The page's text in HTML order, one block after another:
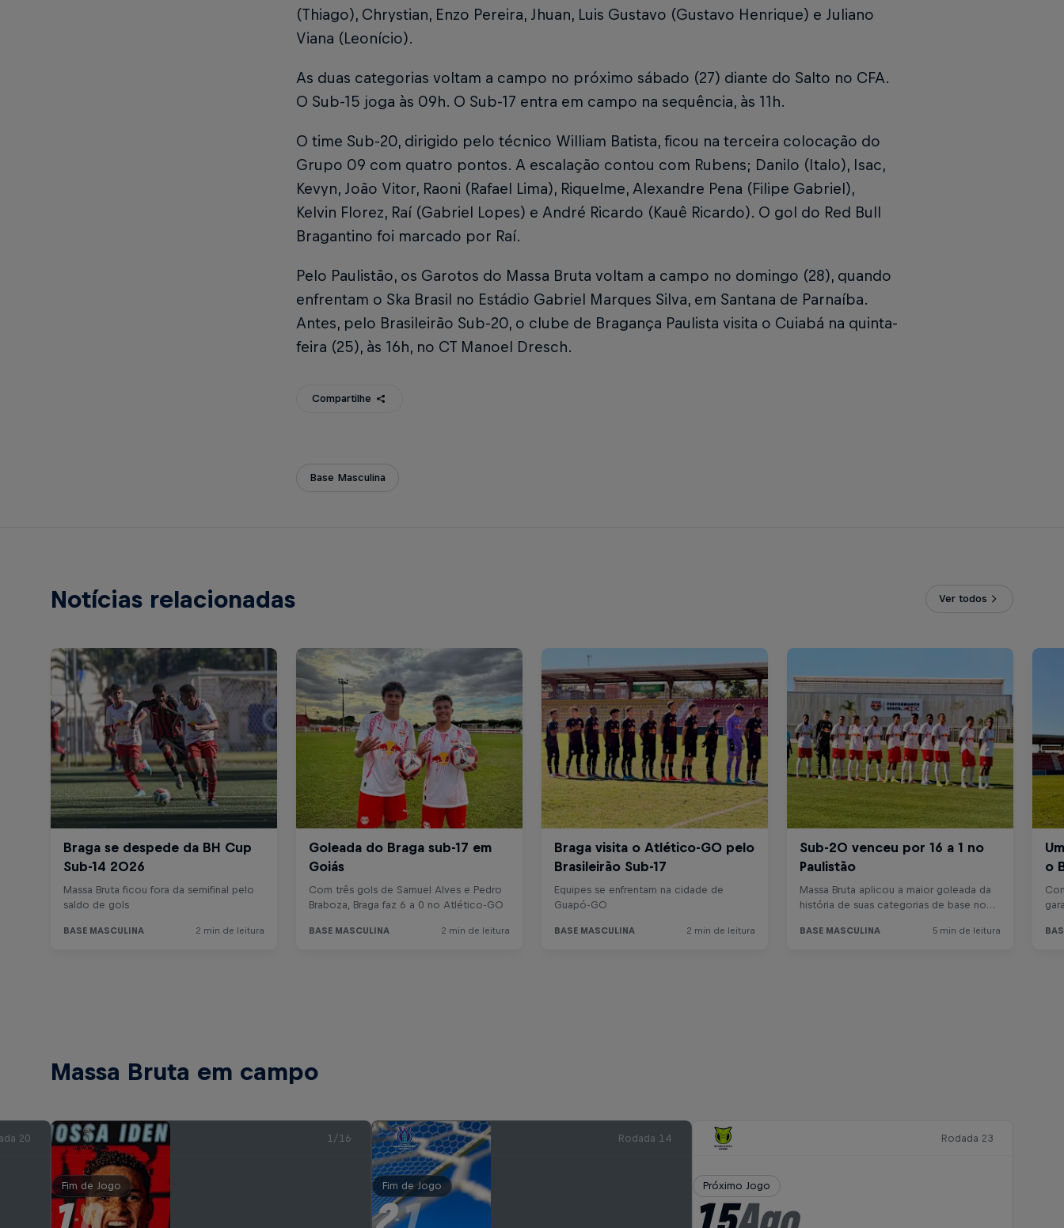
(Thiago), Chrystian, Enzo Pereira, Jhuan, Luis Gustavo (Gustavo Henrique) e Juliano
Viana (Leonício).
As duas categorias voltam a campo no próximo sábado (27) diante do Salto no CFA.
O Sub-15 joga às 09h. O Sub-17 entra em campo na sequência, às 11h.
O time Sub-20, dirigido pelo técnico William Batista, ficou na terceira colocação do
Grupo 09 com quatro pontos. A escalação contou com Rubens; Danilo (Italo), Isac,
Kevyn, João Vitor, Raoni (Rafael Lima), Riquelme, Alexandre Pena (Filipe Gabriel),
Kelvin Florez, Raí (Gabriel Lopes) e André Ricardo (Kauê Ricardo). O gol do Red Bull
Bragantino foi marcado por Raí.
Pelo Paulistão, os Garotos do Massa Bruta voltam a campo no domingo (28), quando
enfrentam o Ska Brasil no Estádio Gabriel Marques Silva, em Santana de Parnaíba.
Antes, pelo Brasileirão Sub-20, o clube de Bragança Paulista visita o Cuiabá na quinta-
feira (25), às 16h, no CT Manoel Dresch.
Compartilhe
Base Masculina
Notícias relacionadas Ver todos
Massa Bruta em campo
20 1/16
Fim de Jogo
-
Rodada 14
Fim de Jogo
-
Rodada 23
Próximo Jogo